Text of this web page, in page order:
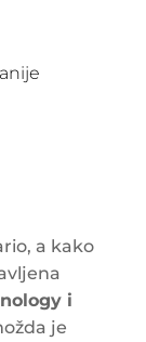
a kako
i
je